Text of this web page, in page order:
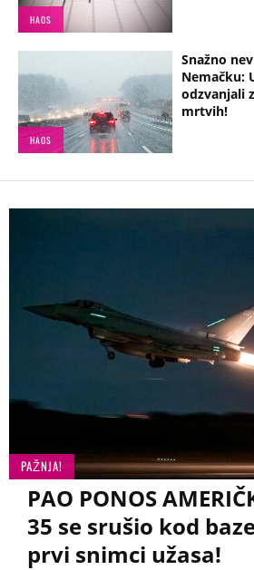
HAOS
HAOS
Snažno
Nemačku:
odzvanjali
mrtvih!
PAŽNJA!
PAO PONOS
35 se srušio kod
prvi snimci užasa!